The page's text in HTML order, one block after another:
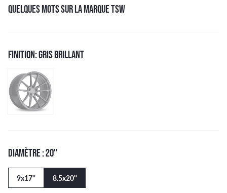
QUELQUES MOTS SUR LA MARQUE TSW
FINITION: GRIS BRILLANT
DIAMÈTRE : 20''
9x17'' 8.5x20''